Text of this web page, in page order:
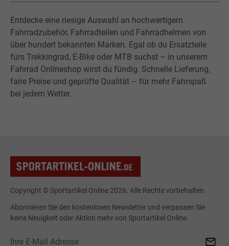
Entdecke eine riesige Auswahl an hochwertigem
Fahrradzubehör, Fahrradteilen und Fahrradhelmen von
über hundert bekannten Marken. Egal ob du Ersatzteile
fürs Trekkingrad, E-Bike oder MTB suchst – in unserem
Fahrrad Onlineshop wirst du fündig. Schnelle Lieferung,
faire Preise und geprüfte Qualität – für mehr Fahrspaß
bei jedem Wetter.
Copyright © Sportartikel Online 2026. Alle Rechte vorbehalten.
Abonnieren Sie den kostenlosen Newsletter und verpassen Sie
keine Neuigkeit oder Aktion mehr von Sportartikel Online.